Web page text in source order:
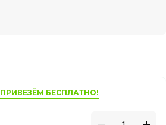
ПРИВЕЗЁМ БЕСПЛАТНО!